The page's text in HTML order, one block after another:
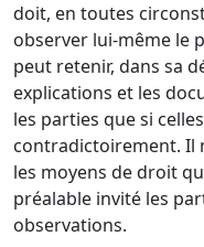
doit, en toutes
observer lui-même le
peut retenir, dans sa
explications et les
les parties que si
contradictoirement. Il
les moyens de droit
préalable invité les
observations.